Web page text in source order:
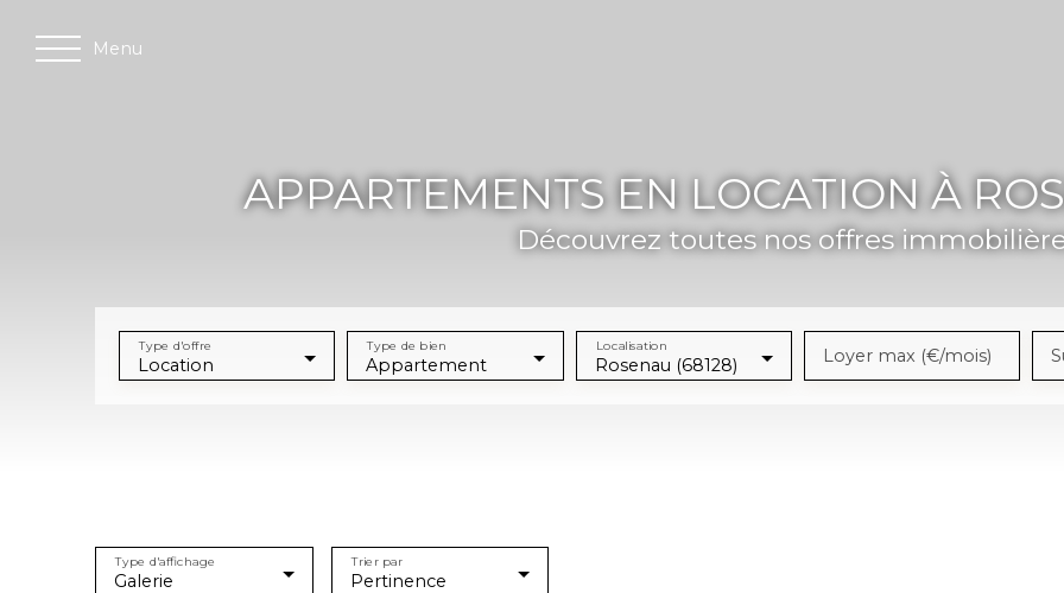
Menu
APPARTEMENTS EN LOCATION À
Découvrez toutes nos offres
Location
Type d'offre
Appartement
Type de bien
Rosenau (68128)
Localisation Loyer max (€/mois)
Galerie
Type d'affichage
Pertinence
Trier par